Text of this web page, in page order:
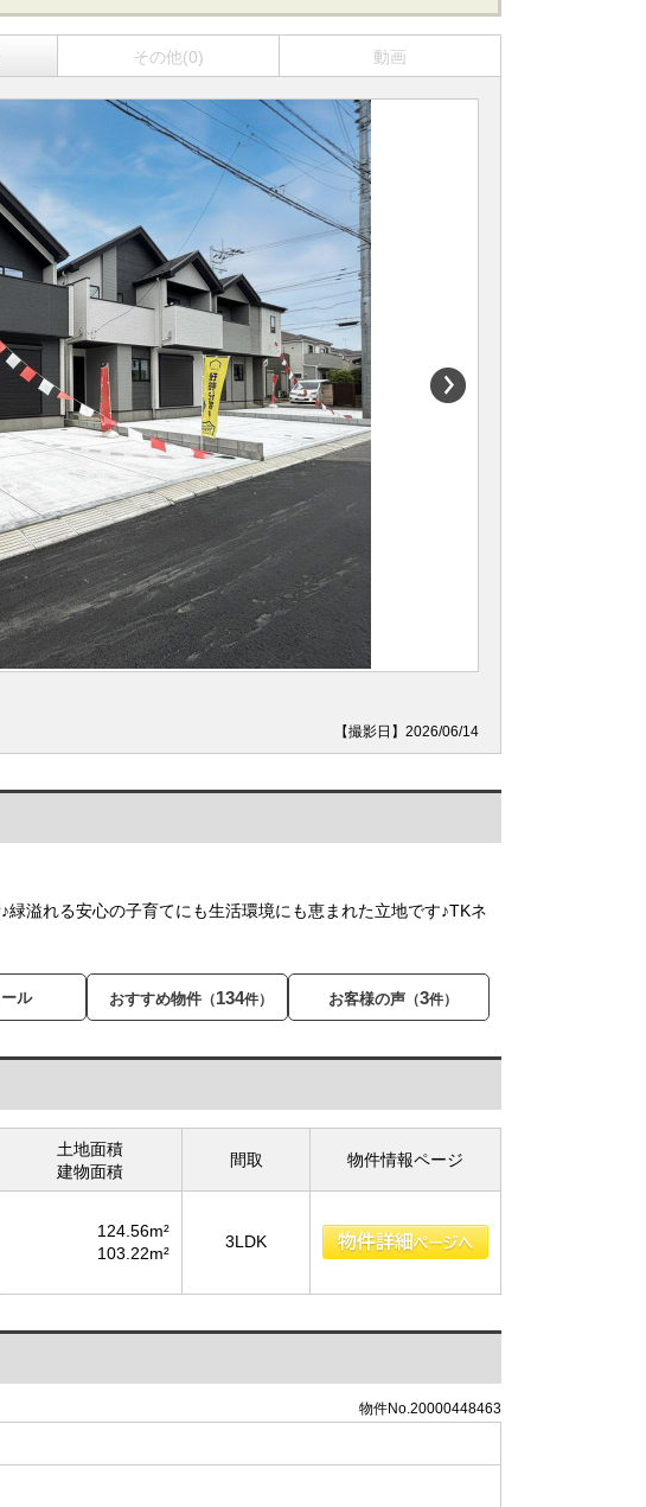
その他(0) 動画
【撮影日】2026/06/14
溢れる安心の子育てにも生活環境にも恵まれた立地です♪TKネ
ル おすすめ物件 （134件） お客様の声（3件）
土地面積
建物面積
間取 物件情報ページ
124.56m²
103.22m²
3LDK
物件No.20000448463
東京全域エリア
東京全域エリアの新築一戸建
東京全域エリアの中古一戸建
東京全域エリアのマンション
東京全域エリアの土地